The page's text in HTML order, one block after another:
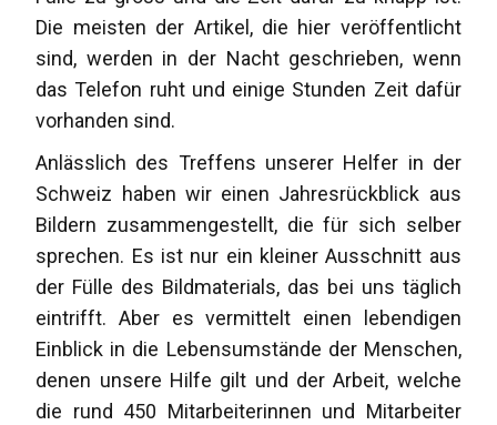
Die meisten der Artikel, die hier veröffentlicht
sind, werden in der Nacht geschrieben, wenn
das Telefon ruht und einige Stunden Zeit dafür
vorhanden sind.
Anlässlich des Treffens unserer Helfer in der
Schweiz haben wir einen Jahresrückblick aus
Bildern zusammengestellt, die für sich selber
sprechen. Es ist nur ein kleiner Ausschnitt aus
der Fülle des Bildmaterials, das bei uns täglich
eintrifft. Aber es vermittelt einen lebendigen
Einblick in die Lebensumstände der Menschen,
denen unsere Hilfe gilt und der Arbeit, welche
die rund 450 Mitarbeiterinnen und Mitarbeiter